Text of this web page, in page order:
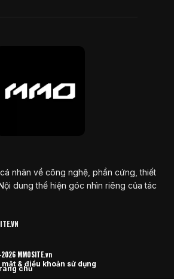
nhân về công nghệ, phần cứng, thiết
dung thể hiện góc nhìn riêng của tác
chủ
& điều khoản sử dụng
MMOSITE.vn